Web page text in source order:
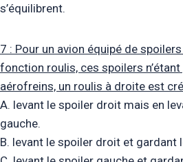
s’équilibrent.
7 : Pour un avion équipé de
fonction roulis, ces spoilers
aérofreins, un roulis à droite est
A. levant le spoiler droit mais en
gauche.
B. levant le spoiler droit et gardant